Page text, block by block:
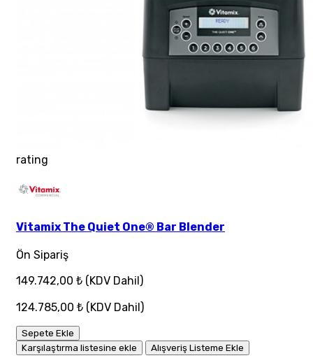
rating
Vitamix The Quiet One® Bar Blender
Ön Sipariş
149.742,00 ₺ (KDV Dahil)
124.785,00 ₺ (KDV Dahil)
Sepete Ekle
Karşılaştırma listesine ekle
Alışveriş Listeme Ekle